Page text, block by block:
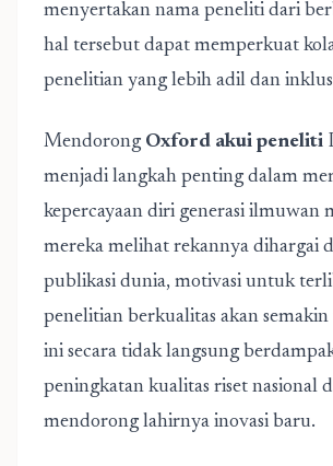
menyertakan nama peneliti dari
hal tersebut dapat memperkuat
penelitian yang lebih adil dan
Mendorong Oxford akui peneliti
menjadi langkah penting dalam
kepercayaan diri generasi ilmuwan
mereka melihat rekannya dihargai
publikasi dunia, motivasi untuk
penelitian berkualitas akan
ini secara tidak langsung
peningkatan kualitas riset nasional
mendorong lahirnya inovasi baru.